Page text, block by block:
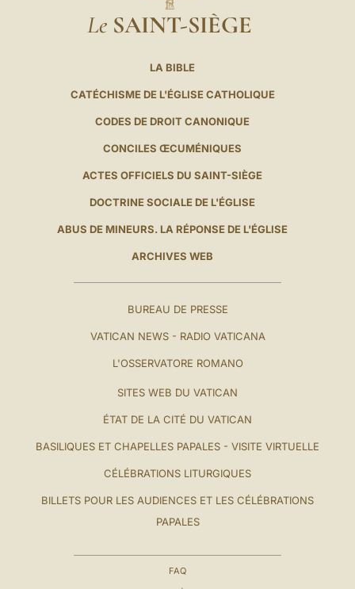
Le SAINT-SIÈGE
LA BIBLE
CATÉCHISME DE L'ÉGLISE CATHOLIQUE
CODES DE DROIT CANONIQUE
CONCILES ŒCUMÉNIQUES
ACTES OFFICIELS DU SAINT-SIÈGE
DOCTRINE SOCIALE DE L'ÉGLISE
ABUS DE MINEURS. LA RÉPONSE DE L'ÉGLISE
ARCHIVES WEB
BUREAU DE PRESSE
VATICAN NEWS - RADIO VATICANA
L'OSSERVATORE ROMANO
SITES WEB DU VATICAN
ÉTAT DE LA CITÉ DU VATICAN
BASILIQUES ET CHAPELLES PAPALES - VISITE VIRTUELLE
CÉLÉBRATIONS LITURGIQUES
BILLETS POUR LES AUDIENCES ET LES CÉLÉBRATIONS
PAPALES
FAQ